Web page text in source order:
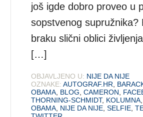
još igde dobro proveo u
sopstvenog supružnika?
braku slični oblici
[…]
OBJAVLJENO U: NIJE DA NIJE
OZNAKE: AUTOGRAF.HR
OBAMA BLOG ,CAMERON
THORNING-SCHMIDT, KOLUMNA
OBAMA NIJE DA NIJE ,SELFIE ,